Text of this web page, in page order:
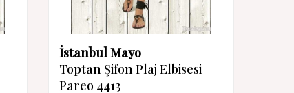
İstanbul Mayo
Toptan Şifon Plaj Elbisesi
Pareo 4413